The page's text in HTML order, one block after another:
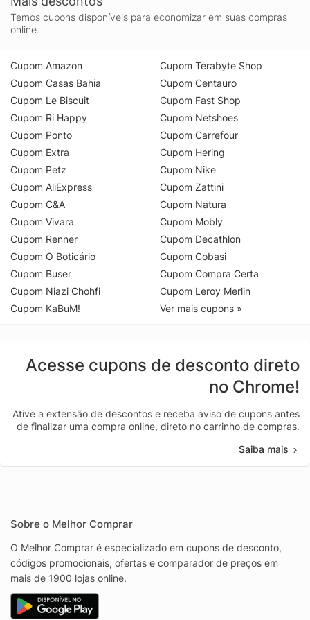
Temos cupons disponíveis para economizar em suas compras
online.
Cupom Amazon
Cupom Casas Bahia
Cupom Le Biscuit
Cupom Ri Happy
Cupom Ponto
Cupom Extra
Cupom Petz
Cupom AliExpress
Cupom C&A
Cupom Vivara
Cupom Renner
Cupom O Boticário
Cupom Buser
Cupom Niazi Chohfi
Cupom KaBuM!
Cupom Terabyte Shop
Cupom Centauro
Cupom Fast Shop
Cupom Netshoes
Cupom Carrefour
Cupom Hering
Cupom Nike
Cupom Zattini
Cupom Natura
Cupom Mobly
Cupom Decathlon
Cupom Cobasi
Cupom Compra Certa
Cupom Leroy Merlin
Ver mais cupons »
Acesse cupons de desconto direto
no Chrome!
Ative a extensão de descontos e receba aviso de cupons antes
de finalizar uma compra online, direto no carrinho de compras.
Saiba mais
Sobre o Melhor Comprar
O Melhor Comprar é especializado em cupons de desconto,
códigos promocionais, ofertas e comparador de preços em
mais de 1900 lojas online.